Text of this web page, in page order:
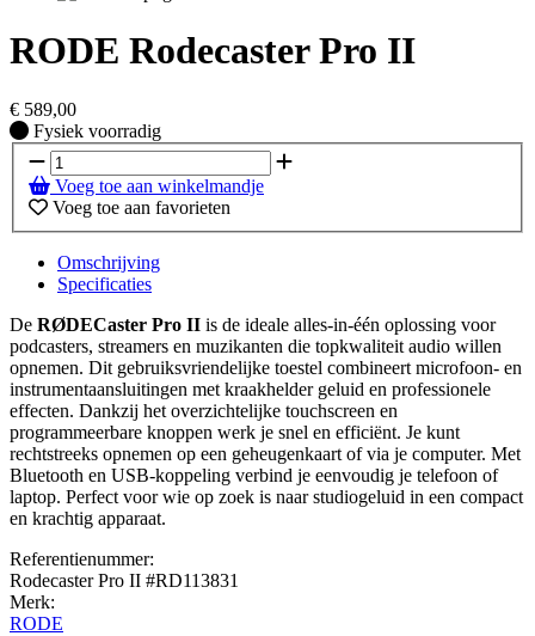
RODE Rodecaster Pro II
€ 589,00
Fysiek voorradig
Fysiek voorradig
Voeg toe aan winkelmandje
Voeg toe aan favorieten
Omschrijving
Specificaties
De RØDECaster Pro II is de ideale alles-in-één oplossing voor
podcasters, streamers en muzikanten die topkwaliteit audio willen
opnemen. Dit gebruiksvriendelijke toestel combineert microfoon- en
instrumentaansluitingen met kraakhelder geluid en professionele
effecten. Dankzij het overzichtelijke touchscreen en
programmeerbare knoppen werk je snel en efficiënt. Je kunt
rechtstreeks opnemen op een geheugenkaart of via je computer. Met
Bluetooth en USB-koppeling verbind je eenvoudig je telefoon of
laptop. Perfect voor wie op zoek is naar studiogeluid in een compact
en krachtig apparaat.
Referentienummer:
Rodecaster Pro II #RD113831
Merk:
RODE